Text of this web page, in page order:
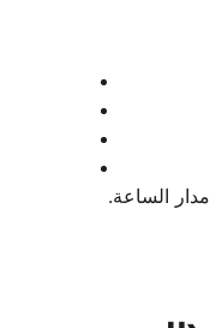
الساعة.